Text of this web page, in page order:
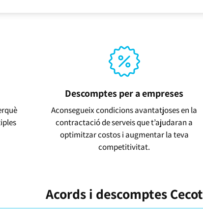
Descomptes per a empreses
Aconsegueix condicions avantatjoses en la
contractació de serveis que t’ajudaran a
optimitzar costos i augmentar la teva
competitivitat.
Acords i descomptes Cecot